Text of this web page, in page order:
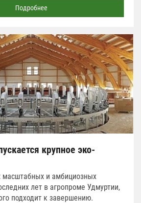
Подробнее
крупное эко-
масштабных и амбициозных
лет в агропроме Удмуртии,
подходит к завершению.